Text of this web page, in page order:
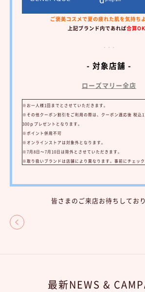
ご褒美コスメで夏の疲れた肌を気持ち
上記ブランド内であれば合算OK
・・・
- 対象店舗 -
ローズマリー全店
※お一人様1回までとさせていただきます。
※その他クーポン割引をご利用の際は、クーポン適応後 税込
300ｐプレゼントとなります。
※ポイント併用不可
※オンラインストアは対象外となります。
※7月8日～7月10日は除外とさせていただきます。
※取り扱いブランドは店舗により異なります。事前にチェック
皆さまのご来店お待ちしてお
最新NEWS &